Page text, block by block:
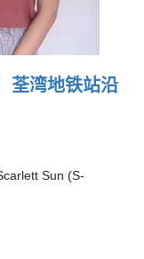
荃湾地铁站沿
Sun (S-